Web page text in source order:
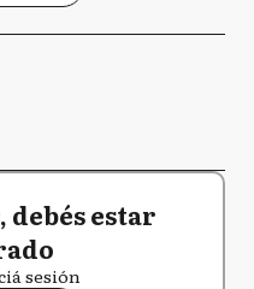
debés estar
sesión